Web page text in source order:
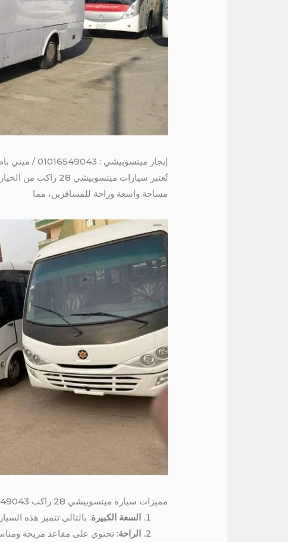
إيجار ميتسوبيشي : 01016549043 / ميني باص 28 راكب للايجار الي الفيوم
تُعتبر سيارات ميتسوبيشي 28 راكب من الخيارات الممتازة للتنقل الجماعي، سواء كانت للرحلات العائلية، أو المناسبات الاجتماعية،
مساحة واسعة وراحة للمسافرين، مما
مميزات سيارة ميتسوبيشي 28 راكب 01016549043 / ميني باص 28 راكب للايجار الي الفيوم
السعة الكبيرة: بالتالى تتميز هذه السيارة بقدرتها على
الراحة: تحتوي على مقاعد مريحة